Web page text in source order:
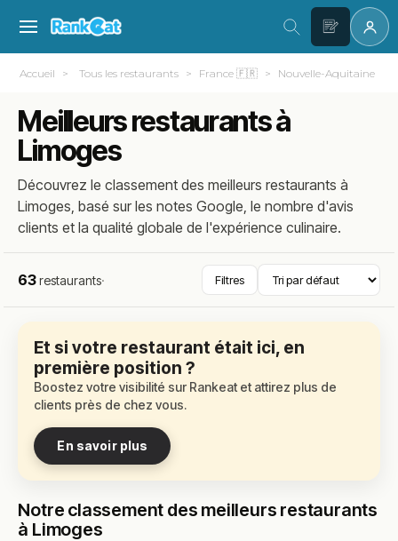
Accueil Tous les restaurants France 🇫🇷 Nouvelle-Aquitaine
Meilleurs restaurants à
Limoges
Découvrez le classement des meilleurs restaurants à
Limoges, basé sur les notes Google, le nombre d'avis
clients et la qualité globale de l'expérience culinaire.
63restaurants· Filtres
Et si votre restaurant était ici, en
première position ?
Boostez votre visibilité sur Rankeat et attirez plus de
clients près de chez vous.
En savoir plus
Notre classement des meilleurs restaurants
à Limoges